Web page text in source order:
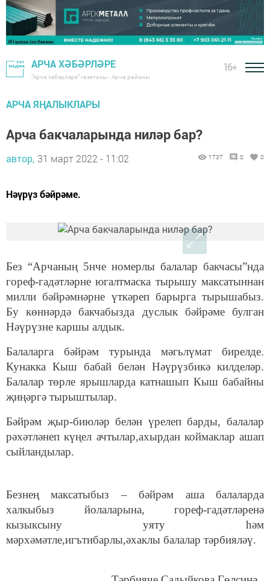
АРЧА ХӘБӘРЛӘРЕ
"Арча хәбәрләре" газетасы - Арча районы
16+
АРЧА ЯҢАЛЫКЛАРЫ
Арча бакчаларында ниләр бар?
автор, 31 март 2022 - 11:02 1737 0 0
Нәүрүз бәйрәме.
Без “Арчаның 5нче номерлы балалар бакчасы”нда
гореф-гадәтләрне югалтмаска тырышу максатыннан
милли бәйрәмнәрне үткәреп барырга тырышабыз.
Бу көннәрдә бакчабызда дуслык бәйрәме булган
Нәүрүзне каршы алдык.
Балаларга бәйрәм турында мәгьлүмат бирелде.
Кунакка Кыш бабай белән Нәүрүзбикә килделәр.
Балалар төрле ярышларда катнашып Кыш бабайны
җиңәргә тырыштылар.
Бәйрәм җыр-биюләр белән үрелеп барды, балалар
рәхәтләнеп күңел ачтылар,ахырдан коймаклар ашап
сыйландылар.
Безнең максатыбыз – бәйрәм аша балаларда
халкыбыз йолаларына, гореф-гадәтләренә
кызыксыну уяту һәм
мәрхәмәтле,игътибарлы,әхаклы балалар тәрбияләү.